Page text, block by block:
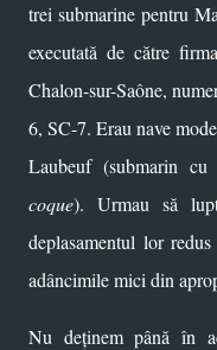
trei submarine pentru
executată de către
Chalon-sur-Saône,
6, SC-7. Erau nave
Laubeuf(submarin
coque). Urmau să
deplasamentul lor
adâncimile mici din
Nu deținem până în